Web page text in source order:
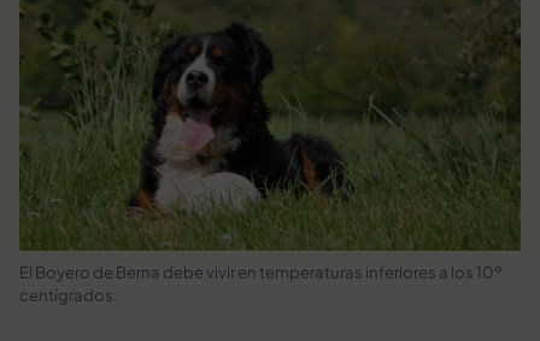
El Boyero de Berna debe vivir en temperaturas inferiores a los 10º
centígrados.